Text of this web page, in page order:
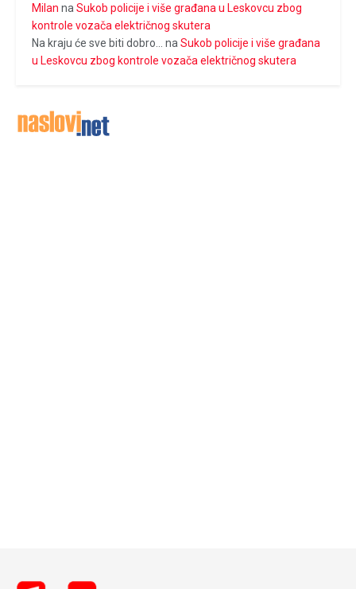
Milan na Sukob policije i više građana u Leskovcu zbog
kontrole vozača električnog skutera
Na kraju će sve biti dobro...
na Sukob policije i više građana
u Leskovcu zbog kontrole vozača električnog skutera